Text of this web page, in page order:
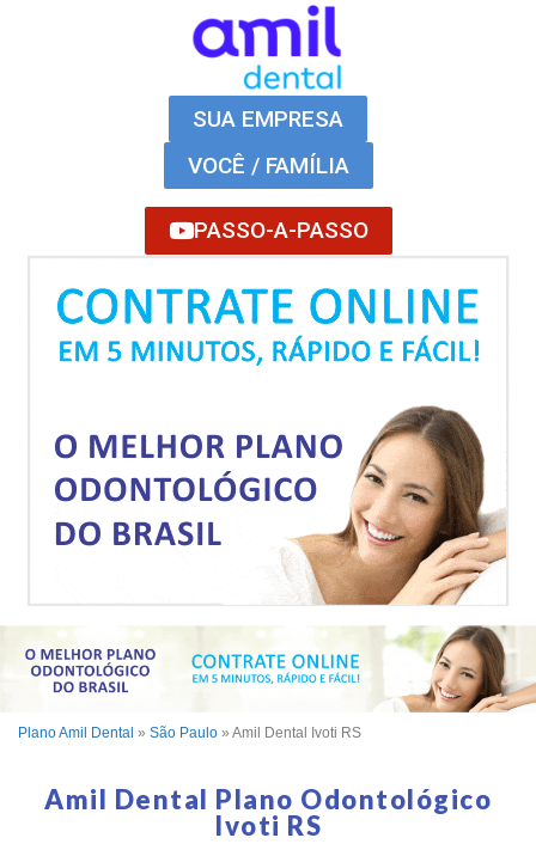
SUA EMPRESA
VOCÊ / FAMÍLIA
PASSO-A-PASSO
Plano Amil Dental » São Paulo » Amil Dental Ivoti RS
Amil Dental Plano Odontológico
Ivoti RS